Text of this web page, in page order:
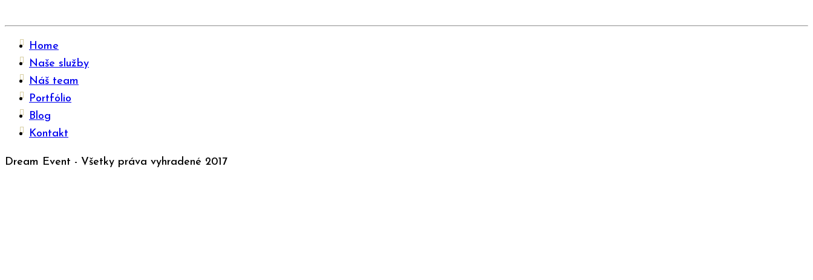
Home
Naše služby
Náš team
Portfólio
Blog
Kontakt
Dream Event - Všetky práva vyhradené 2017